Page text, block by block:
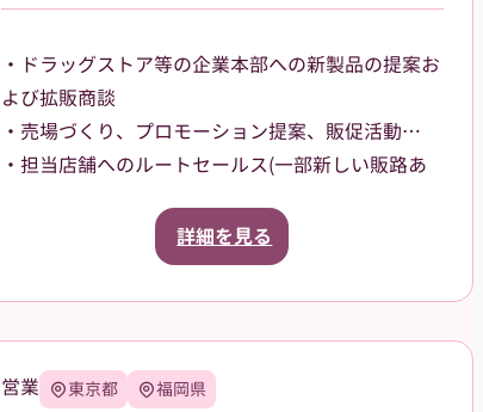
・ドラッグストア等の企業本部への新製品の提案お
よび拡販商談
・売場づくり、プロモーション提案、販促活動
・担当店舗へのルートセールス(⼀部新しい販路あ
大阪府大阪市内を中⼼に担当していただきます。
詳細を見る
営業 東京都 福岡県